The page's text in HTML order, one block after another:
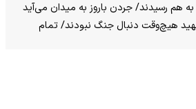
به هم رسیدند/ جردن باروز به میدان می‌آید
هیچ‌وقت دنبال جنگ نبودند/ تمام